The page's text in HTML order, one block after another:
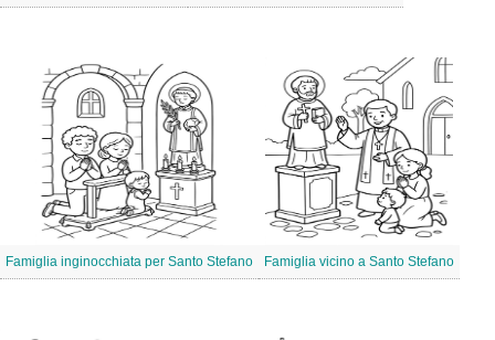
Famiglia inginocchiata per Santo Stefano Famiglia vicino a Santo Stefano